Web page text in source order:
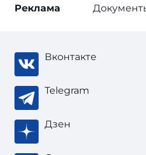
Реклама
Вконтакте
Telegram
Дзен